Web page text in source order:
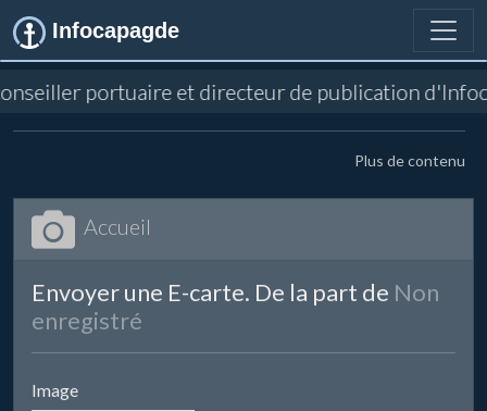
Infocapagde
portuaire et directeur de publication
Plus de contenu
Accueil
Envoyer une E-carte. De la part de Non
enregistré
Image